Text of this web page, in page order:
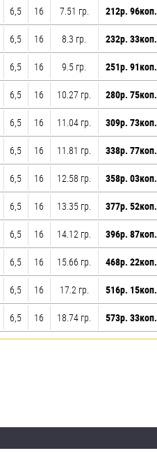
6,5 16 7.51 гр. 212р. 96коп.
6,5 16 8.3 гр. 232р. 33коп.
6,5 16 9.5 гр. 251р. 91коп.
6,5 16 10.27 гр. 280р. 75коп.
6,5 16 11.04 гр. 309р. 73коп.
6,5 16 11.81 гр. 338р. 77коп.
6,5 16 12.58 гр. 358р. 03коп.
6,5 16 13.35 гр. 377р. 52коп.
6,5 16 14.12 гр. 396р. 87коп.
6,5 16 15.66 гр. 468р. 22коп.
6,5 16 17.2 гр. 516р. 15коп.
6,5 16 18.74 гр. 573р. 33коп.